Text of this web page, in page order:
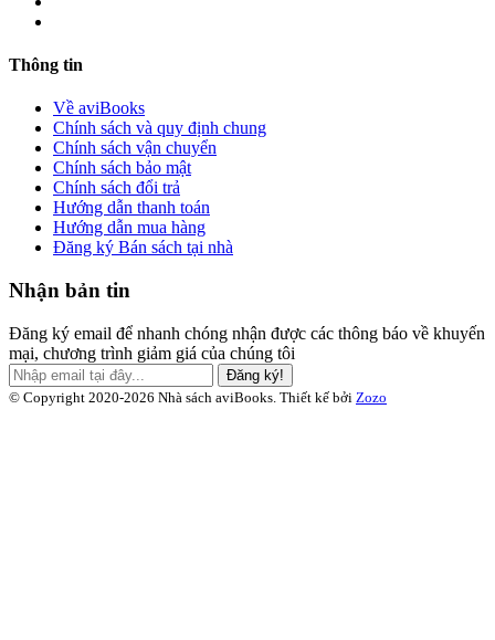
Thông tin
Về aviBooks
Chính sách và quy định chung
Chính sách vận chuyển
Chính sách bảo mật
Chính sách đổi trả
Hướng dẫn thanh toán
Hướng dẫn mua hàng
Đăng ký Bán sách tại nhà
Nhận bản tin
Đăng ký email để nhanh chóng nhận được các thông báo về khuyến
mại, chương trình giảm giá của chúng tôi
Đăng ký!
© Copyright 2020-2026 Nhà sách aviBooks. Thiết kế bởi Zozo